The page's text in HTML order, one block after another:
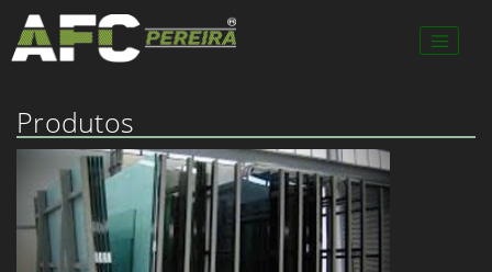
Produtos
CHAPA VIDRO